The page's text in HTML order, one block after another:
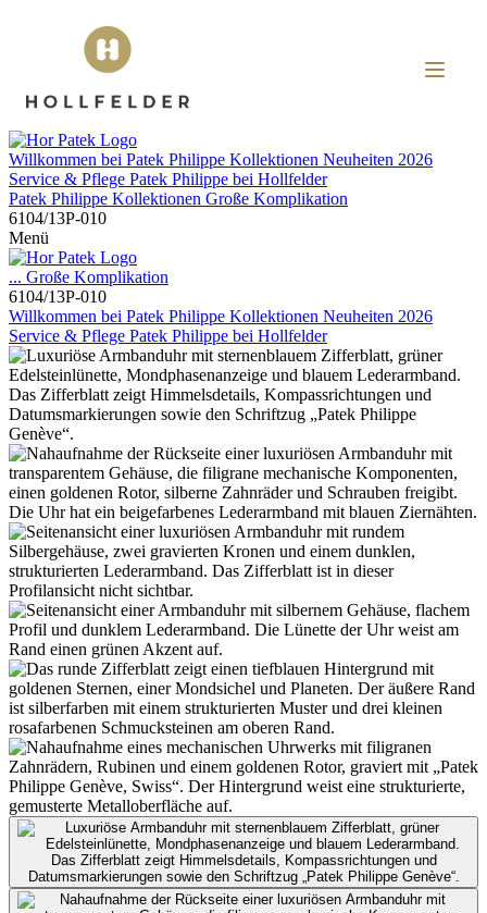
Willkommen bei Patek Philippe Kollektionen Neuheiten 2026
Service & Pflege Patek Philippe bei Hollfelder
Patek Philippe Kollektionen Große Komplikation
6104/13P-010
Menü
... Große Komplikation
6104/13P-010
Willkommen bei Patek Philippe Kollektionen Neuheiten 2026
Service & Pflege Patek Philippe bei Hollfelder